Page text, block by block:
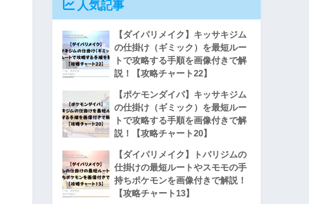
人気記事
【ダイパリメイク】キッサキジム
の仕掛け（ギミック）を最短ルー
トで攻略する手順を画像付きで解
説！【攻略チャート22】
【ポケモンダイパ】キッサキジム
の仕掛け（ギミック）を最短ルー
トで攻略する手順を画像付きで解
説！【攻略チャート20】
【ダイパリメイク】トバリジムの
仕掛けの最短ルートやスモモの手
持ちポケモンを画像付きで解説！
【攻略チャート13】